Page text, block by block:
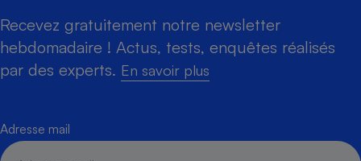
Recevez gratuitement notre newsletter
hebdomadaire ! Actus, tests, enquêtes réalisés
par des experts. En savoir plus
Adresse mail